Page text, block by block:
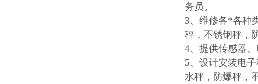
务员。
3、维修各*各种
秤，不锈钢秤，
4、提供传感器
5、设计安装电
水秤，防爆秤，